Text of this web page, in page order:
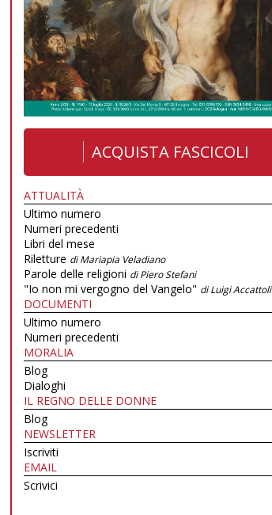
ACQUISTA FASCICOLI
ATTUALITÀ
Ultimo numero
Numeri precedenti
Libri del mese
Riletture di Mariapia Veladiano
Parole delle religioni di Piero Stefani
"Io non mi vergogno del Vangelo" di Luigi Accattoli
DOCUMENTI
Ultimo numero
Numeri precedenti
MORALIA
Blog
Dialoghi
IL REGNO DELLE DONNE
Blog
NEWSLETTER
Iscriviti
EMAIL
Scrivici